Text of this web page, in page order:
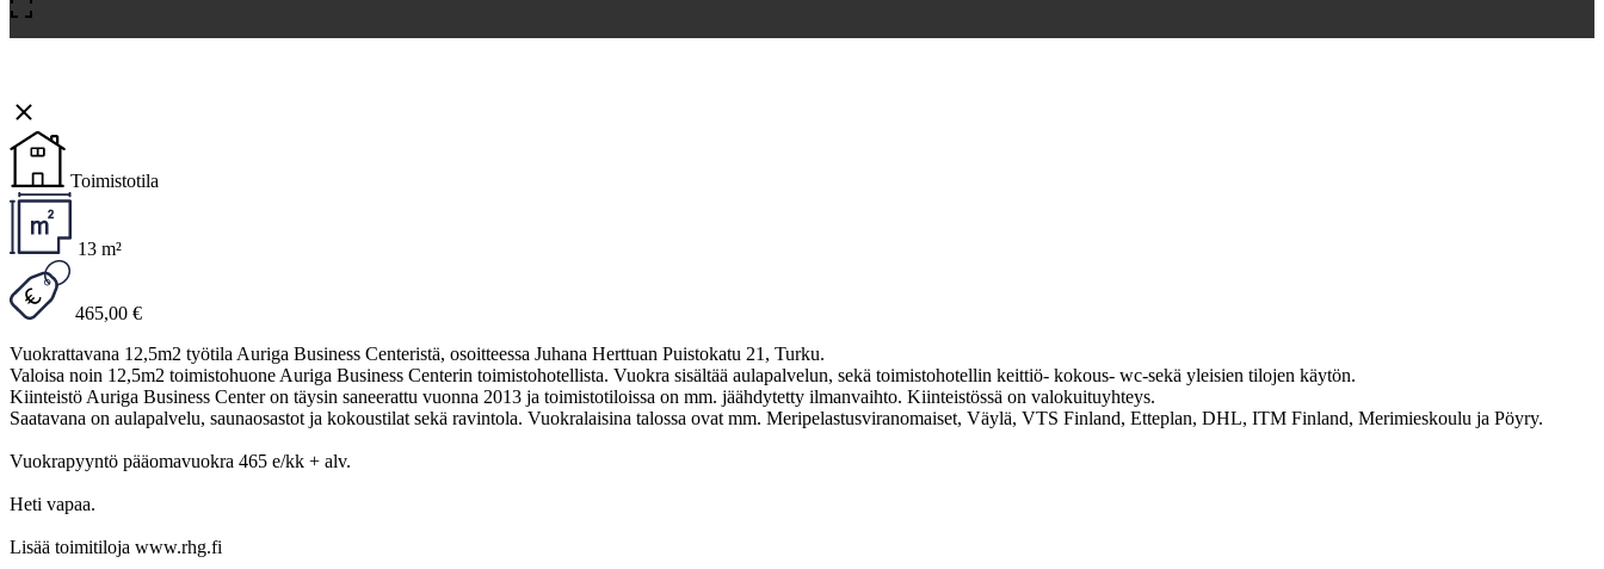
Toimistotila
13 m²
465,00 €
Vuokrattavana 12,5m2 työtila Auriga Business Centeristä, osoitteessa Juhana Herttuan Puistokatu 21, Turku.
Valoisa noin 12,5m2 toimistohuone Auriga Business Centerin toimistohotellista. Vuokra sisältää aulapalvelun, sekä toimistohotellin keittiö- kokous- wc-sekä yleisien tilojen käytön.
Kiinteistö Auriga Business Center on täysin saneerattu vuonna 2013 ja toimistotiloissa on mm. jäähdytetty ilmanvaihto. Kiinteistössä on valokuituyhteys.
Saatavana on aulapalvelu, saunaosastot ja kokoustilat sekä ravintola. Vuokralaisina talossa ovat mm. Meripelastusviranomaiset, Väylä, VTS Finland, Etteplan, DHL, ITM Finland, Merimieskoulu ja Pöyry.
Vuokrapyyntö pääomavuokra 465 e/kk + alv.
Heti vapaa.
Lisää toimitiloja www.rhg.fi